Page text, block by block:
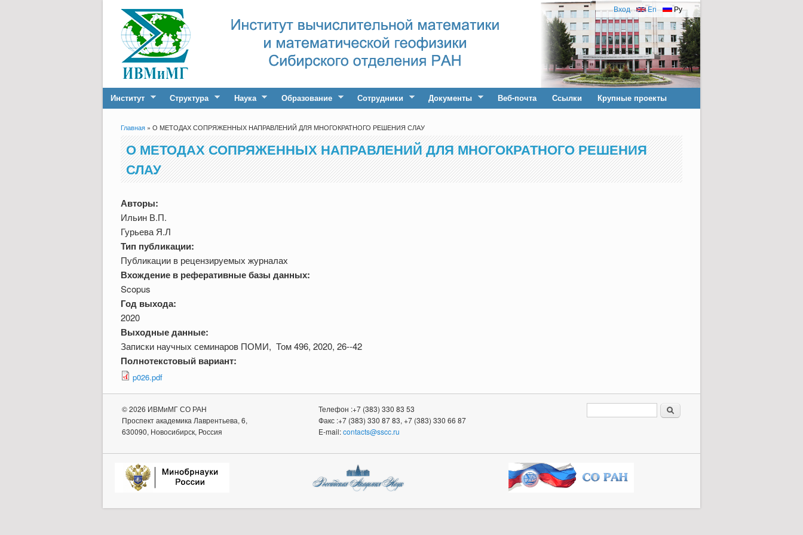
Ру
En
Вход
Институт Структура Наука Образование Сотрудники Документы Веб-почта Ссылки Крупные проекты
Вы здесь
Главная » О МЕТОДАХ СОПРЯЖЕННЫХ НАПРАВЛЕНИЙ ДЛЯ МНОГОКРАТНОГО РЕШЕНИЯ СЛАУ
О МЕТОДАХ СОПРЯЖЕННЫХ НАПРАВЛЕНИЙ ДЛЯ МНОГОКРАТНОГО РЕШЕНИЯ
СЛАУ
Авторы:
Ильин В.П.
Гурьева Я.Л
Тип публикации:
Публикации в рецензируемых журналах
Вхождение в реферативные базы данных:
Scopus
Год выхода:
2020
Выходные данные:
Записки научных семинаров ПОМИ, Том 496, 2020, 26--42
Полнотекстовый вариант:
p026.pdf
© 2026 ИВМиМГ СО РАН
Проспект академика Лаврентьева, 6,
630090, Новосибирск, Россия
Телефон :+7 (383) 330 83 53
Факс :+7 (383) 330 87 83, +7 (383) 330 66 87
E-mail:contacts@sscc.ru
Форма поиска